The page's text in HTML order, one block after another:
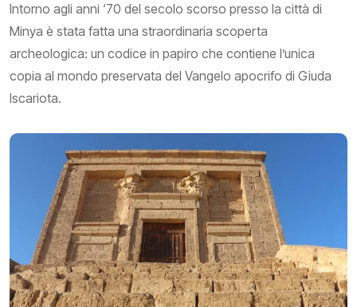
Intorno agli anni ‘70 del secolo scorso presso la città di
Minya è stata fatta una straordinaria scoperta
archeologica: un codice in papiro che contiene l’unica
copia al mondo preservata del Vangelo apocrifo di Giuda
Iscariota.